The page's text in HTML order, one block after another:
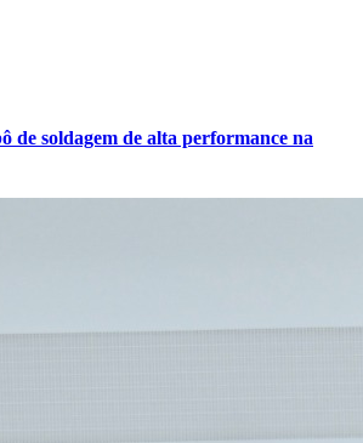
de soldagem de alta performance na